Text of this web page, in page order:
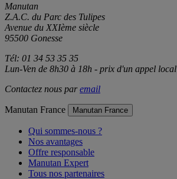
Manutan
Z.A.C. du Parc des Tulipes
Avenue du XXIème siècle
95500 Gonesse
Tél: 01 34 53 35 35
Lun-Ven de 8h30 à 18h - prix d'un appel local
Contactez nous paremail
Manutan France Manutan France
Qui sommes-nous ?
Nos avantages
Offre responsable
Manutan Expert
Tous nos partenaires